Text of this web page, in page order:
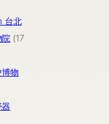
品
台北
17
物